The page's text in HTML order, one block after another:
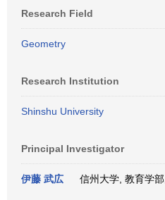
Research Field
Geometry
Research Institution
Shinshu University
Principal Investigator
伊藤 武広 信州大学, 教育学